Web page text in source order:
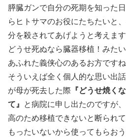
膵臓ガンで自分の死期を知った
らヒトサマのお役にたちたいと
分を殺されてあげようと考えます
どうせ死ぬなら臓器移植！みたい
あふれた義侠心のあるお方ですね
そういえば全く個人的な思い出
が母が死去した際 『どうせ焼く
て』
と病院に申し出たのですが
高のため移植できないと断られて
もったいないから使ってもらお